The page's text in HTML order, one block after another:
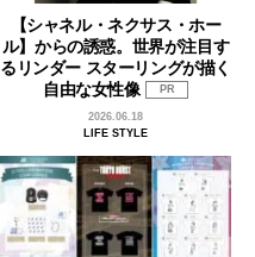
【シャネル・ネクサス・ホー
ル】からの誘惑。世界が注目す
るリンダー スターリングが描く
自由な女性像
PR
2026.06.18
LIFE STYLE